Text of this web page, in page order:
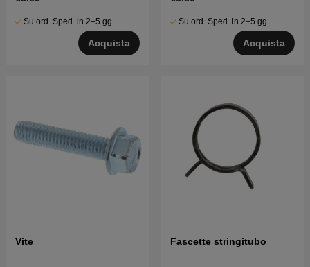
Su ord. Sped. in 2–5 gg
Acquista
Su ord. Sped. in 2–5 gg
Acquista
Vite Fascette stringitubo